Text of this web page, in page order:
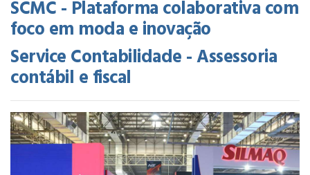
SCMC - Plataforma colaborativa com
foco em moda e inovação
Service Contabilidade - Assessoria
contábil e fiscal